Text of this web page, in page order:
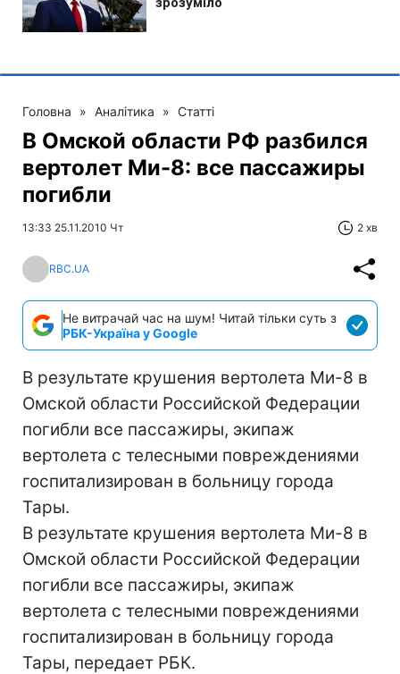
Головна » Аналітика » Статті
В Омской области РФ разбился
вертолет Ми-8: все пассажиры
погибли
13:33 25.11.2010 Чт 2 хв
RBC.UA
Не витрачай час на шум! Читай тільки суть з
РБК-Україна у Google
В результате крушения вертолета Ми-8 в
Омской области Российской Федерации
погибли все пассажиры, экипаж
вертолета с телесными повреждениями
госпитализирован в больницу города
Тары.
В результате крушения вертолета Ми-8 в
Омской области Российской Федерации
погибли все пассажиры, экипаж
вертолета с телесными повреждениями
госпитализирован в больницу города
Тары, передает РБК.